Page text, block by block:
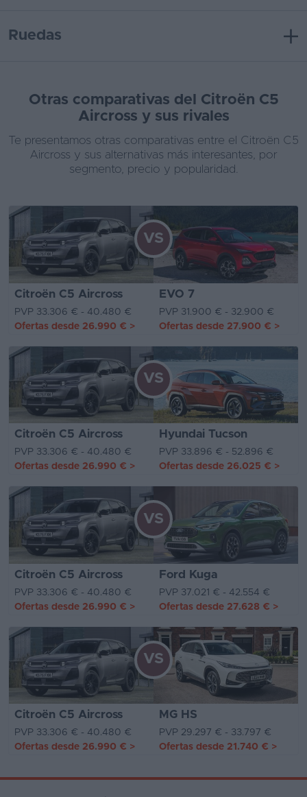
Ruedas
Otras comparativas del Citroën C5
Aircross y sus rivales
Te presentamos otras comparativas entre el Citroën C5
Aircross y sus alternativas más interesantes, por
segmento, precio y popularidad.
Citroën C5 Aircross EVO 7
VS
PVP 33.306 € - 40.480 €
PVP 31.900 € - 32.900 €
Ofertas desde 26.990 € > Ofertas desde 27.900 € >
Citroën C5 Aircross Hyundai Tucson
VS
PVP 33.306 € - 40.480 €
PVP 33.896 € - 52.896 €
Ofertas desde 26.990 € > Ofertas desde 26.025 € >
Citroën C5 Aircross Ford Kuga
VS
PVP 33.306 € - 40.480 €
PVP 37.021 € - 42.554 €
Ofertas desde 26.990 € > Ofertas desde 27.628 € >
Citroën C5 Aircross MG HS
VS
PVP 33.306 € - 40.480 €
PVP 29.297 € - 33.797 €
Ofertas desde 26.990 € > Ofertas desde 21.740 € >